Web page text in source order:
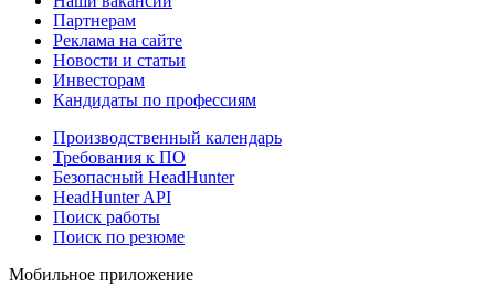
Партнерам
Реклама на сайте
Новости и статьи
Инвесторам
Кандидаты по профессиям
Производственный календарь
Требования к ПО
Безопасный HeadHunter
HeadHunter API
Поиск работы
Поиск по резюме
Мобильное приложение